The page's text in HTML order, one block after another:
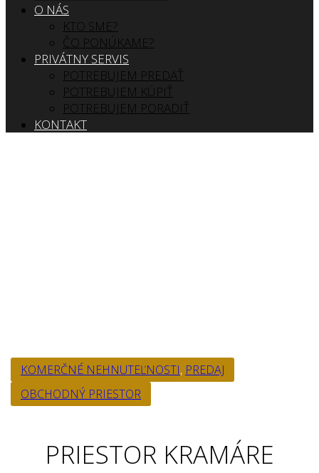
O NÁS
KTO SME?
ČO PONÚKAME?
PRIVÁTNY SERVIS
POTREBUJEM PREDAŤ
POTREBUJEM KÚPIŤ
POTREBUJEM PORADIŤ
KONTAKT
KOMERČNÉ NEHNUTEĽNOSTI, PREDAJ
OBCHODNÝ PRIESTOR
PRIESTOR KRAMÁRE